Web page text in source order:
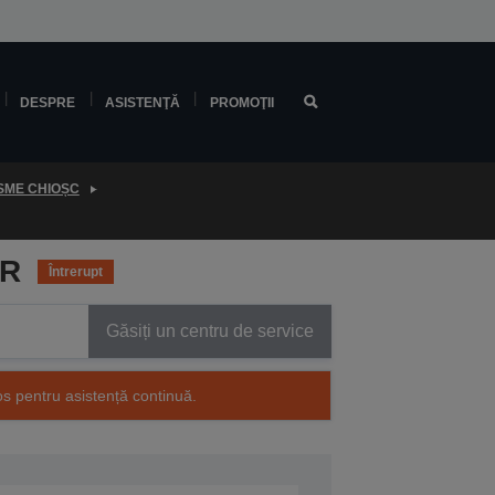
DESPRE ASISTENŢĂ PROMOŢII
CHIOȘC
Întrerupt
Găsiți un centru de service
pentru asistență continuă.